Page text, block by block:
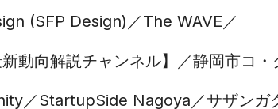
(SFP Design) The WAVE
動向解説チャンネル】 静岡市コ・
StartupSide Nagoya サザンガ